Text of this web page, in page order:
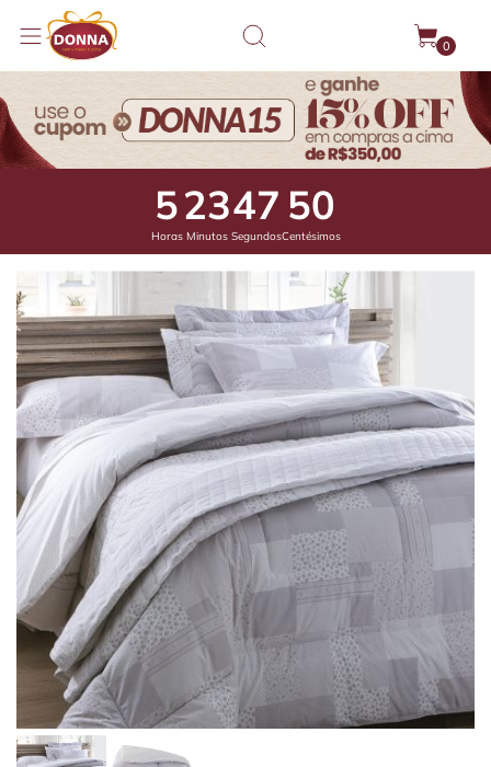
0
5
Horas
23
Minutos
47
Segundos
5
Centésimos